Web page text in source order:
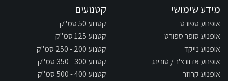
מידע שימושי
אופנוע ספורט
אופנוע סופר ספורט
אופנוע נייקד
אופנוע אדוונצ'ר / טורינג
אופנוע קרוזר
קטנועים
קטנוע 50 סמ"ק
קטנוע 125 סמ"ק
קטנוע 200 - 250 סמ"ק
קטנוע 300 - 350 סמ"ק
קטנוע 400 - 500 סמ"ק